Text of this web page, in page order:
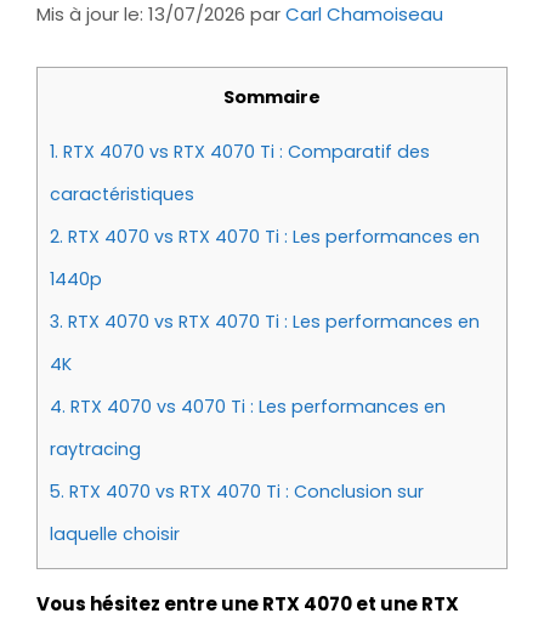
Mis à jour le: 13/07/2026 parCarl Chamoiseau
Sommaire
1. RTX 4070 vs RTX 4070 Ti : Comparatif des
caractéristiques
2. RTX 4070 vs RTX 4070 Ti : Les performances en
1440p
3. RTX 4070 vs RTX 4070 Ti : Les performances en
4K
4. RTX 4070 vs 4070 Ti : Les performances en
raytracing
5. RTX 4070 vs RTX 4070 Ti : Conclusion sur
laquelle choisir
Vous hésitez entre une RTX 4070 et une RTX